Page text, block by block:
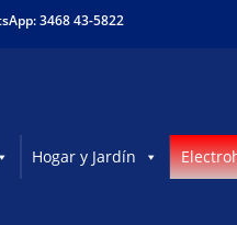
3468 43-5822
Hogar y Jardín